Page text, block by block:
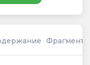
Фрагмент